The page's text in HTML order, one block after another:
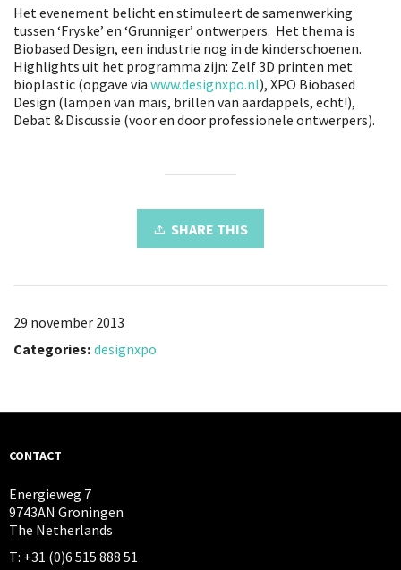
Het evenement belicht en stimuleert de samenwerking
tussen ‘Fryske’ en ‘Grunniger’ ontwerpers. Het thema is
Biobased Design, een industrie nog in de kinderschoenen.
Highlights uit het programma zijn: Zelf 3D printen met
bioplastic (opgave via www.designxpo.nl), XPO Biobased
Design (lampen van maïs, brillen van aardappels, echt!),
Debat & Discussie (voor en door professionele ontwerpers).
SHARE THIS
29 november 2013
Categories: designxpo
CONTACT
Energieweg 7
9743AN Groningen
The Netherlands
T: +31 (0)6 515 888 51